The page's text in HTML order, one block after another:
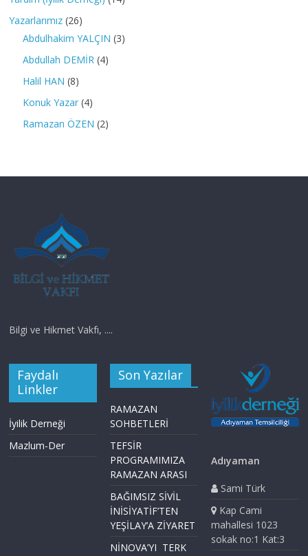
Yazarlarımız (26)
Abdulhakim YALÇIN (3)
Abdullah DEMİR (4)
Halil HAN (8)
Konuk Yazar (4)
Ramazan ÖZEN (2)
Bilgi ve Hikmet Vakfı, ....
Faydalı
Linkler
İyilik Derneği
Mazlum-Der
Son Yazılar
RAMAZAN
SOHBETLERİ
TEFSİR
PROGRAMIMIZA
RAMAZAN ARASI
BAĞIMSIZ SİVİL
İNİSİYATİF’TEN
YEŞİLAY’A ZİYARET
NİNOVA’YI TERK
Adıyaman
Sami Türk
Kap Cami
mahallesi 1023
sokak no:1 Kat:3